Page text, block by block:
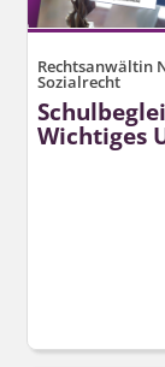
Rechtsanwältin
Sozialrecht
Wichtiges